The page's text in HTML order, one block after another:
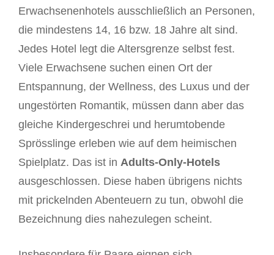
Erwachsenenhotels ausschließlich an Personen,
die mindestens 14, 16 bzw. 18 Jahre alt sind.
Jedes Hotel legt die Altersgrenze selbst fest.
Viele Erwachsene suchen einen Ort der
Entspannung, der Wellness, des Luxus und der
ungestörten Romantik, müssen dann aber das
gleiche Kindergeschrei und herumtobende
Sprösslinge erleben wie auf dem heimischen
Spielplatz. Das ist in Adults-Only-Hotels
ausgeschlossen. Diese haben übrigens nichts
mit prickelnden Abenteuern zu tun, obwohl die
Bezeichnung dies nahezulegen scheint.